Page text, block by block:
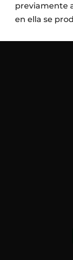
previamente
en ella se